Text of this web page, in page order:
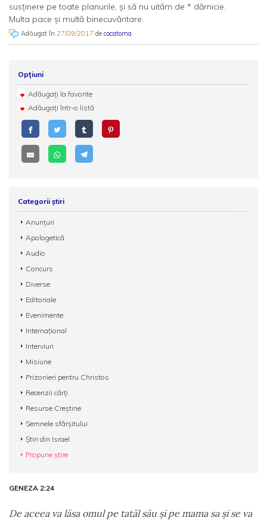
susținere pe toate planurile, și să nu uităm de * dărnicie.
Multa pace și multă binecuvântare.
Adăugat în 27/09/2017 de cocatoma
Opțiuni
Adăugați la favorite
Adăugați într-o listă
Categorii știri
Anunțuri
Apologetică
Audio
Concurs
Diverse
Editoriale
Evenimente
Internațional
Interviuri
Misiune
Prizonieri pentru Christos
Recenzii cărți
Resurse Creștine
Semnele sfârșitului
Știri din Israel
Propune știre
GENEZA 2:24
De aceea va lăsa omul pe tatăl său şi pe mama sa şi se va